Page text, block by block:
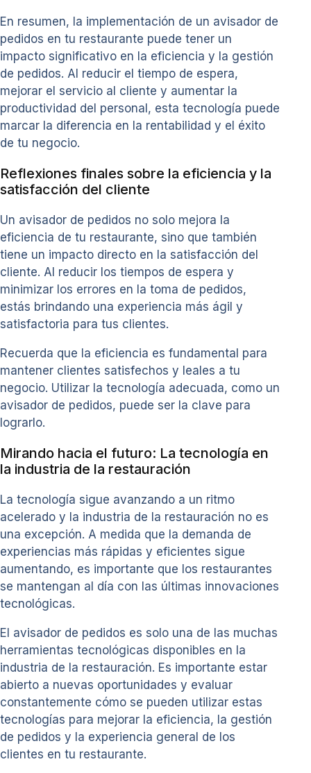
En resumen, la implementación de un avisador de
pedidos en tu restaurante puede tener un
impacto significativo en la eficiencia y la gestión
de pedidos. Al reducir el tiempo de espera,
mejorar el servicio al cliente y aumentar la
productividad del personal, esta tecnología puede
marcar la diferencia en la rentabilidad y el éxito
de tu negocio.
Reflexiones finales sobre la eficiencia y la
satisfacción del cliente
Un avisador de pedidos no solo mejora la
eficiencia de tu restaurante, sino que también
tiene un impacto directo en la satisfacción del
cliente. Al reducir los tiempos de espera y
minimizar los errores en la toma de pedidos,
estás brindando una experiencia más ágil y
satisfactoria para tus clientes.
Recuerda que la eficiencia es fundamental para
mantener clientes satisfechos y leales a tu
negocio. Utilizar la tecnología adecuada, como un
avisador de pedidos, puede ser la clave para
lograrlo.
Mirando hacia el futuro: La tecnología en
la industria de la restauración
La tecnología sigue avanzando a un ritmo
acelerado y la industria de la restauración no es
una excepción. A medida que la demanda de
experiencias más rápidas y eficientes sigue
aumentando, es importante que los restaurantes
se mantengan al día con las últimas innovaciones
tecnológicas.
El avisador de pedidos es solo una de las muchas
herramientas tecnológicas disponibles en la
industria de la restauración. Es importante estar
abierto a nuevas oportunidades y evaluar
constantemente cómo se pueden utilizar estas
tecnologías para mejorar la eficiencia, la gestión
de pedidos y la experiencia general de los
clientes en tu restaurante.